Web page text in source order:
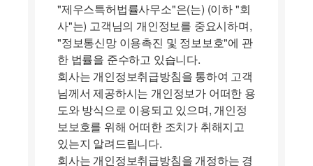
"제우스특허법률사무소"은(는) (이하 "회
사"는) 고객님의 개인정보를 중요시하며,
"정보통신망 이용촉진 및 정보보호"에 관
한 법률을 준수하고 있습니다.
회사는 개인정보취급방침을 통하여 고객
님께서 제공하시는 개인정보가 어떠한 용
도와 방식으로 이용되고 있으며, 개인정
보보호를 위해 어떠한 조치가 취해지고
있는지 알려드립니다.
회사는 개인정보취급방침을 개정하는 경